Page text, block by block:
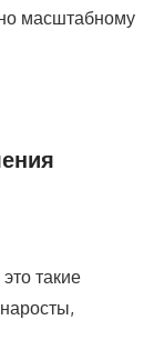
масштабному
такие